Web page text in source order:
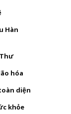
Hàn
hóa
diện
khỏe